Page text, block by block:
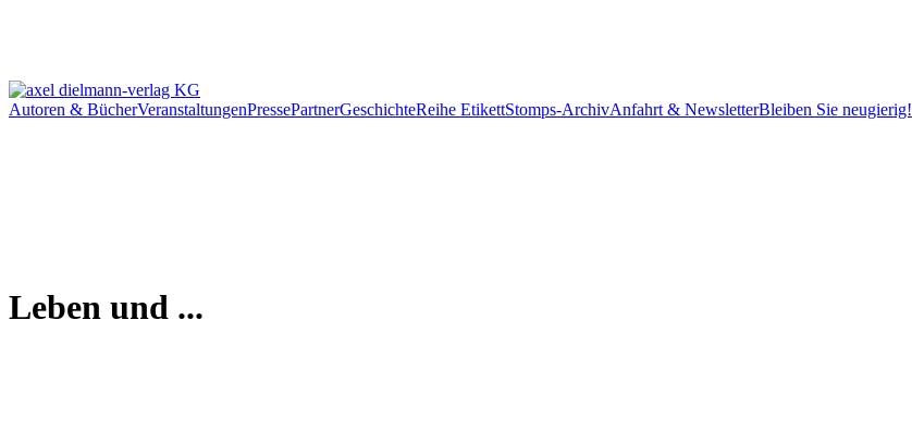
Autoren & BücherVeranstaltungenPressePartnerGeschichteReihe EtikettStomps-ArchivAnfahrt & NewsletterBleiben Sie neugierig!
Leben und ...